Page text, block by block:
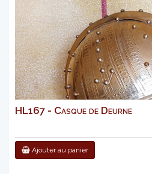
HL167 - Casque de Deurne
Ajouter au panier